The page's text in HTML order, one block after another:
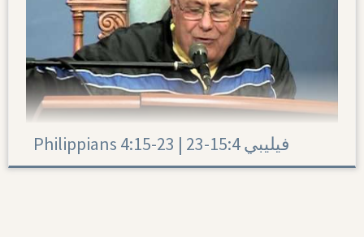
Philippians 4:15-23 | 23-15:4 فيليبي